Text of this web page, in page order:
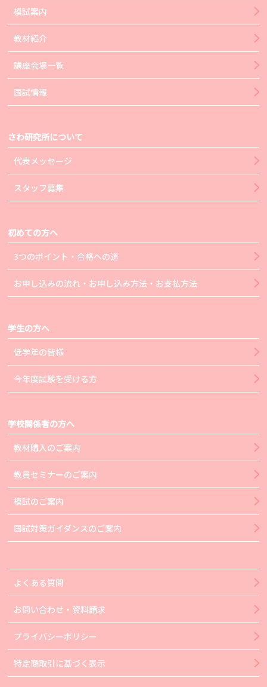
模試案内
教材紹介
講座会場一覧
国試情報
さわ研究所について
代表メッセージ
スタッフ募集
初めての方へ
3つのポイント・合格への道
お申し込みの流れ・お申し込み方法・お支払方法
学生の方へ
低学年の皆様
今年度試験を受ける方
学校関係者の方へ
教材購入のご案内
教員セミナーのご案内
模試のご案内
国試対策ガイダンスのご案内
よくある質問
お問い合わせ・資料請求
プライバシーポリシー
特定商取引に基づく表示